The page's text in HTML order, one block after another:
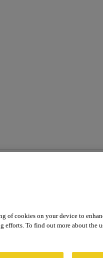
of cookies on your device to
efforts. To find out more about the